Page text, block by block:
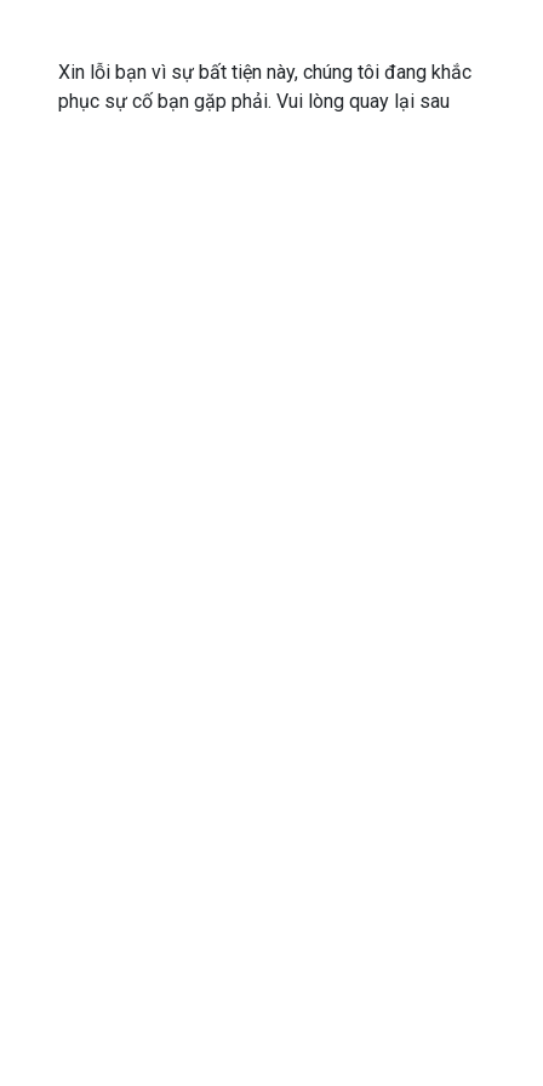
Xin lỗi bạn vì sự bất tiện này, chúng tôi đang khắc
phục sự cố bạn gặp phải. Vui lòng quay lại sau